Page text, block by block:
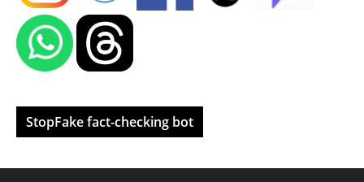
StopFake fact-checking bot